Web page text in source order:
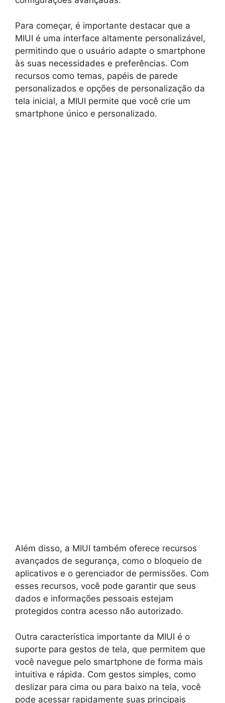
Para começar, é importante destacar que a
MIUI é uma interface altamente personalizável,
permitindo que o usuário adapte o smartphone
às suas necessidades e preferências. Com
recursos como temas, papéis de parede
personalizados e opções de personalização da
tela inicial, a MIUI permite que você crie um
smartphone único e personalizado.
Além disso, a MIUI também oferece recursos
avançados de segurança, como o bloqueio de
aplicativos e o gerenciador de permissões. Com
esses recursos, você pode garantir que seus
dados e informações pessoais estejam
protegidos contra acesso não autorizado.
Outra característica importante da MIUI é o
suporte para gestos de tela, que permitem que
você navegue pelo smartphone de forma mais
intuitiva e rápida. Com gestos simples, como
deslizar para cima ou para baixo na tela, você
pode acessar rapidamente suas principais